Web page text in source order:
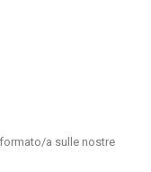
a sulle nostre